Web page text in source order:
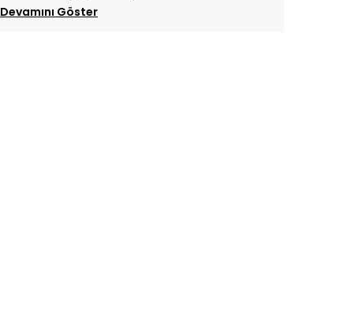
Devamını Göster